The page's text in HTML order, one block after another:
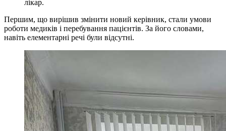
лікар.
Першим, що вирішив змінити новий керівник, стали умови
роботи медиків і перебування пацієнтів. За його словами,
навіть елементарні речі були відсутні.